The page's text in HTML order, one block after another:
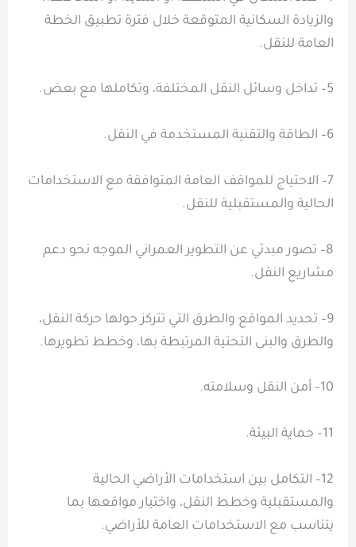
والزيادة السكانية المتوقعة خلال فترة تطبيق الخطة
العامة للنقل.
5– تداخل وسائل النقل المختلفة، وتكاملها مع بعض.
6– الطاقة والتقنية المستخدمة في النقل.
7– الاحتياج للمواقف العامة المتوافقة مع الاستخدامات
الحالية والمستقبلية للنقل.
8– تصور مبدئي عن التطوير العمراني الموجه نحو دعم
مشاريع النقل.
9– تحديد المواقع والطرق التي تتركز حولها حركة النقل،
والطرق والبنى التحتية المرتبطة بها، وخطط تطويرها.
10– أمن النقل وسلامته.
11– حماية البيئة.
12– التكامل بين استخدامات الأراضي الحالية
والمستقبلية وخطط النقل، واختيار مواقعها بما
يتناسب مع الاستخدامات العامة للأراضي.